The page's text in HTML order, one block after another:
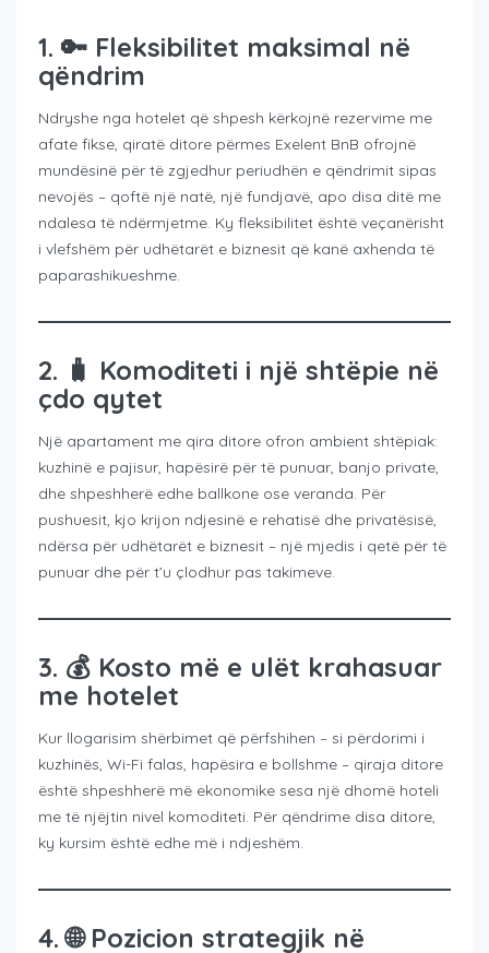
1. 🔑 Fleksibilitet maksimal në
qëndrim
Ndryshe nga hotelet që shpesh kërkojnë rezervime me
afate fikse, qiratë ditore përmes Exelent BnB ofrojnë
mundësinë për të zgjedhur periudhën e qëndrimit sipas
nevojës – qoftë një natë, një fundjavë, apo disa ditë me
ndalesa të ndërmjetme. Ky fleksibilitet është veçanërisht
i vlefshëm për udhëtarët e biznesit që kanë axhenda të
paparashikueshme.
2. 🧳 Komoditeti i një shtëpie në
çdo qytet
Një apartament me qira ditore ofron ambient shtëpiak:
kuzhinë e pajisur, hapësirë për të punuar, banjo private,
dhe shpeshherë edhe ballkone ose veranda. Për
pushuesit, kjo krijon ndjesinë e rehatisë dhe privatësisë,
ndërsa për udhëtarët e biznesit – një mjedis i qetë për të
punuar dhe për t’u çlodhur pas takimeve.
3. 💰 Kosto më e ulët krahasuar
me hotelet
Kur llogarisim shërbimet që përfshihen – si përdorimi i
kuzhinës, Wi-Fi falas, hapësira e bollshme – qiraja ditore
është shpeshherë më ekonomike sesa një dhomë hoteli
me të njëjtin nivel komoditeti. Për qëndrime disa ditore,
ky kursim është edhe më i ndjeshëm.
4. 🌐 Pozicion strategjik në